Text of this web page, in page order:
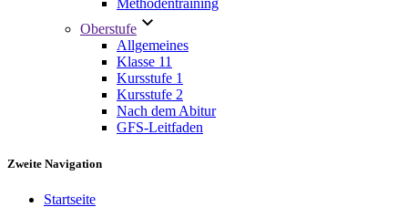
Methodentraining
Oberstufe
Allgemeines
Klasse 11
Kursstufe 1
Kursstufe 2
Nach dem Abitur
GFS-Leitfaden
Zweite Navigation
Startseite